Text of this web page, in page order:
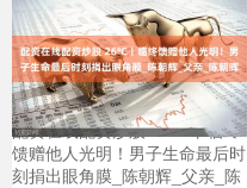
配资在线配资炒股 26℃丨临终
馈赠他人光明！男子生命最后时
刻捐出眼角膜_陈朝辉_父亲_陈